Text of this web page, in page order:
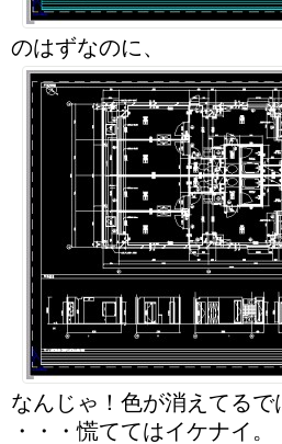
のはずなのに、
なんじゃ！色が消えてるで
・・・慌ててはイケナイ。